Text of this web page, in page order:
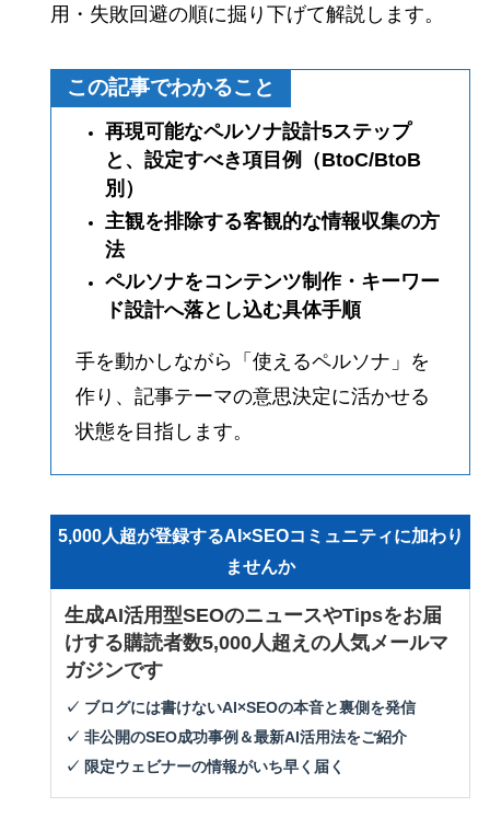
用・失敗回避の順に掘り下げて解説します。
この記事でわかること
再現可能なペルソナ設計5ステップ
と、設定すべき項目例（BtoC/BtoB
別）
主観を排除する客観的な情報収集の方
法
ペルソナをコンテンツ制作・キーワー
ド設計へ落とし込む具体手順
手を動かしながら「使えるペルソナ」を
作り、記事テーマの意思決定に活かせる
状態を目指します。
5,000人超が登録するAI×SEOコミュニティに加わり
ませんか
生成AI活用型SEOのニュースやTipsをお届
けする購読者数5,000人超えの人気メールマ
ガジンです
✓ ブログには書けないAI×SEOの本音と裏側を発信
✓ 非公開のSEO成功事例＆最新AI活用法をご紹介
✓ 限定ウェビナーの情報がいち早く届く